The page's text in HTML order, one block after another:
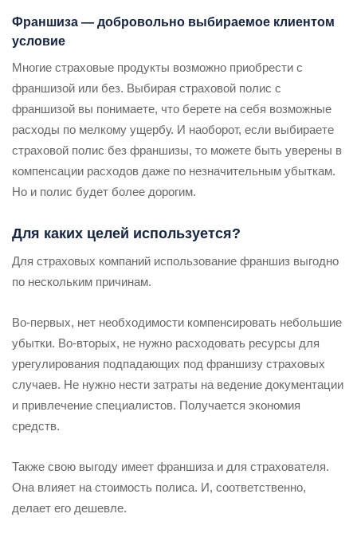
Франшиза — добровольно выбираемое клиентом
условие
Многие страховые продукты возможно приобрести с
франшизой или без. Выбирая страховой полис с
франшизой вы понимаете, что берете на себя возможные
расходы по мелкому ущербу. И наоборот, если выбираете
страховой полис без франшизы, то можете быть уверены в
компенсации расходов даже по незначительным убыткам.
Но и полис будет более дорогим.
Для каких целей используется?
Для страховых компаний использование франшиз выгодно
по нескольким причинам.
Во-первых, нет необходимости компенсировать небольшие
убытки. Во-вторых, не нужно расходовать ресурсы для
урегулирования подпадающих под франшизу страховых
случаев. Не нужно нести затраты на ведение документации
и привлечение специалистов. Получается экономия
средств.
Также свою выгоду имеет франшиза и для страхователя.
Она влияет на стоимость полиса. И, соответственно,
делает его дешевле.